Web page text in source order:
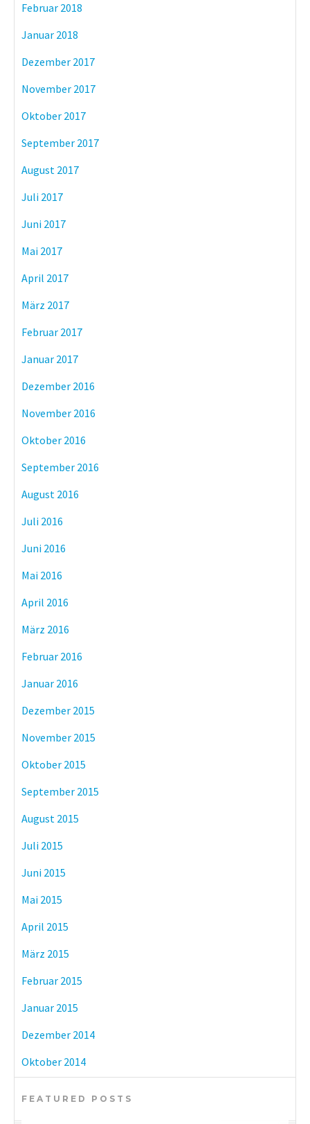
Februar 2018
Januar 2018
Dezember 2017
November 2017
Oktober 2017
September 2017
August 2017
Juli 2017
Juni 2017
Mai 2017
April 2017
März 2017
Februar 2017
Januar 2017
Dezember 2016
November 2016
Oktober 2016
September 2016
August 2016
Juli 2016
Juni 2016
Mai 2016
April 2016
März 2016
Februar 2016
Januar 2016
Dezember 2015
November 2015
Oktober 2015
September 2015
August 2015
Juli 2015
Juni 2015
Mai 2015
April 2015
März 2015
Februar 2015
Januar 2015
Dezember 2014
Oktober 2014
FEATURED POSTS